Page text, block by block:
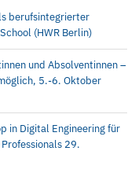
berufsintegrierter
(HWR Berlin)
und Absolventinnen –
5.-6. Oktober
in Digital Engineering für
29.